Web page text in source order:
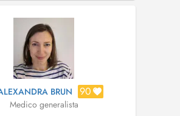
BRUN 90
Medico generalista